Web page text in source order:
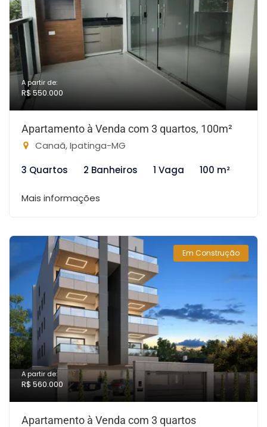
A partir de:
R$ 550.000
Apartamento à Venda com 3 quartos, 100m²
Canaã, Ipatinga-MG
3 Quartos
2 Banheiros 1 Vaga 100 m²
Mais informações
Em Construção
A partir de:
R$ 560.000
Apartamento à Venda com 3 quartos